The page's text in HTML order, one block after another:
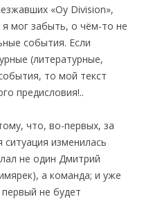
«Oy Division»,
мог забыть, о чём-то не
события. Если
(литературные,
то мой текст
предисловия!..
что, во-первых, за
изменилась
не один Дмитрий
а команда; и уже
не будет